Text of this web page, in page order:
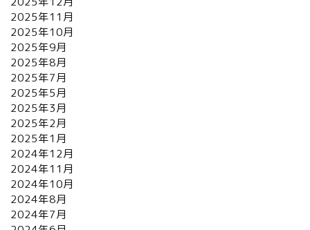
2025年11月
2025年10月
2025年9月
2025年8月
2025年7月
2025年5月
2025年3月
2025年2月
2025年1月
2024年12月
2024年11月
2024年10月
2024年8月
2024年7月